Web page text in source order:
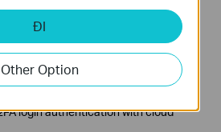
:
module.
alert.
module.
and design tool module.
maintenance and device
login authentication with cloud
ĐI
Other Option